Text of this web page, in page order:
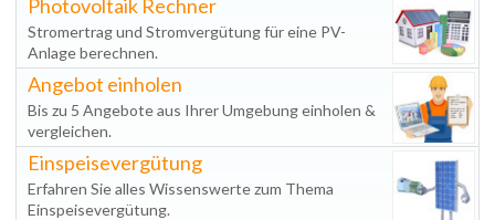
Photovoltaik Rechner
Stromertrag und Stromvergütung für eine PV-
Anlage berechnen.
Angebot einholen
Bis zu 5 Angebote aus Ihrer Umgebung einholen &
vergleichen.
Einspeisevergütung
Erfahren Sie alles Wissenswerte zum Thema
Einspeisevergütung.